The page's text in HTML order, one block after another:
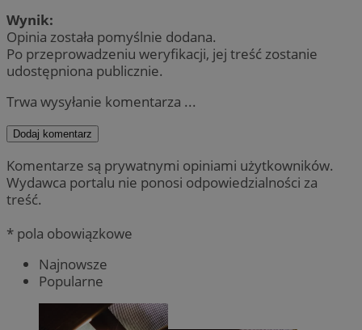
Wynik:
Opinia została pomyślnie dodana.
Po przeprowadzeniu weryfikacji, jej treść zostanie
udostępniona publicznie.
Trwa wysyłanie komentarza ...
Dodaj komentarz
Komentarze są prywatnymi opiniami użytkowników.
Wydawca portalu nie ponosi odpowiedzialności za
treść.
* pola obowiązkowe
Najnowsze
Popularne